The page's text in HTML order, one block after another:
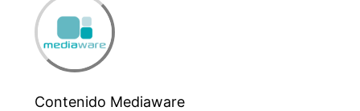
Contenido Mediaware